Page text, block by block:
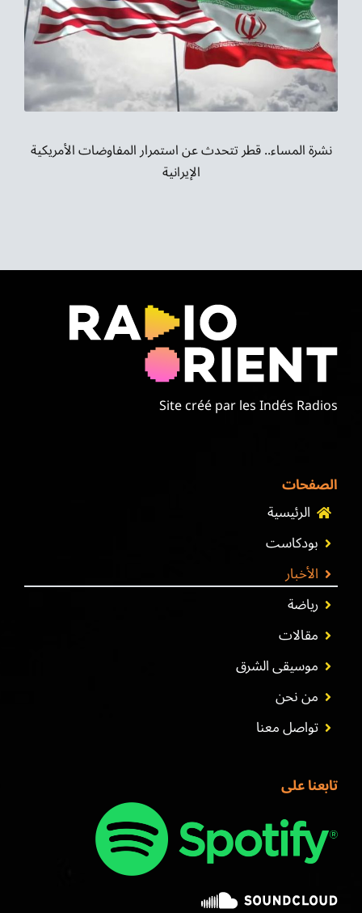
نشرة المساء.. قطر تتحدث عن استمرار المفاوضات الأمريكية
الإيرانية
Site créé par les Indés Radios
الصفحات
الرئيسية
بودكاست
الأخبار
رياضة
مقالات
موسيقى الشرق
من نحن
تواصل معنا
تابعنا على